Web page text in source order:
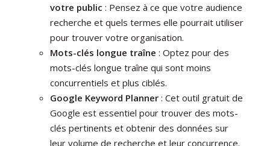
votre public : Pensez à ce que votre audience
recherche et quels termes elle pourrait utiliser
pour trouver votre organisation.
Mots-clés longue traîne : Optez pour des
mots-clés longue traîne qui sont moins
concurrentiels et plus ciblés.
Google Keyword Planner : Cet outil gratuit de
Google est essentiel pour trouver des mots-
clés pertinents et obtenir des données sur
leur volume de recherche et leur concurrence.